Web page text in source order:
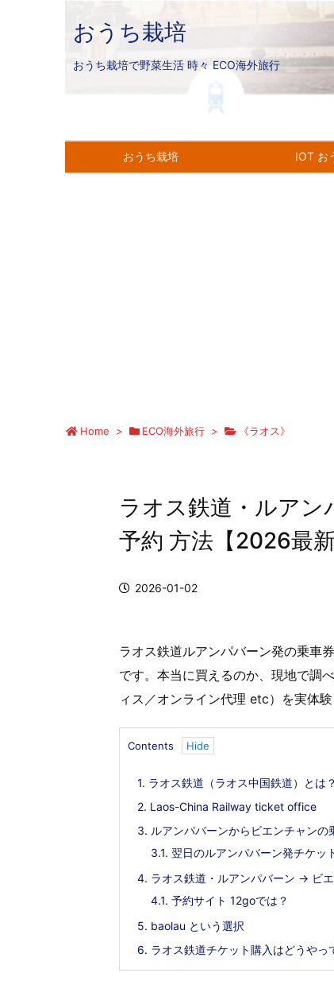
おうち栽培
おうち栽培で野菜生活 時々 ECO海外旅行
おうち栽培 IOT お
Home > ECO海外旅行 > 《ラオス》
ラオス鉄道・ルア
予約 方法【2026最新
2026-01-02
ラオス鉄道ルアンパバーン発の乗車
です。本当に買えるのか、現地で調
ィス／オンライン代理 etc）を実体
Contents
1. ラオス鉄道（ラオス中国鉄道）とは？
2. Laos-China Railway ticket office
3. ルアンパバーンからビエンチャンの
3.1. 翌日のルアンパバーン発チケッ
4. ラオス鉄道・ルアンパバーン → ビ
4.1. 予約サイト 12goでは？
5. baolau という選択
6. ラオス鉄道チケット購入はどうやっ
ウー洞窟）の行き方｜ツアー不
ビエンチャン観光はつまらない